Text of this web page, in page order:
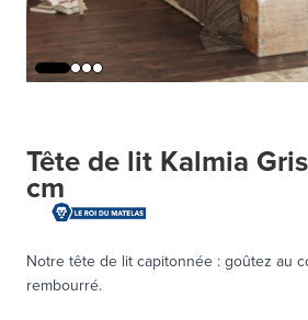
Tête de lit Kalmia
cm
Notre tête de lit capitonnée : goûtez au
rembourré.